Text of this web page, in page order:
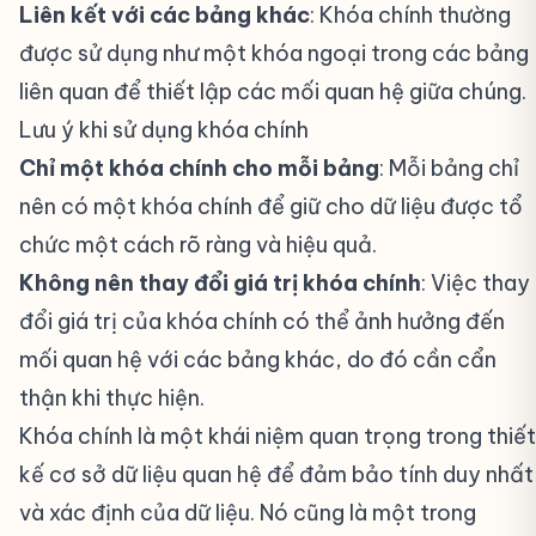
Liên kết với các bảng khác: Khóa chính thường
được sử dụng như một khóa ngoại trong các bảng
liên quan để thiết lập các mối quan hệ giữa chúng.
Lưu ý khi sử dụng khóa chính
Chỉ một khóa chính cho mỗi bảng: Mỗi bảng chỉ
nên có một khóa chính để giữ cho dữ liệu được tổ
chức một cách rõ ràng và hiệu quả.
Không nên thay đổi giá trị khóa chính: Việc thay
đổi giá trị của khóa chính có thể ảnh hưởng đến
mối quan hệ với các bảng khác, do đó cần cẩn
thận khi thực hiện.
Khóa chính là một khái niệm quan trọng trong thiết
kế cơ sở dữ liệu quan hệ để đảm bảo tính duy nhất
và xác định của dữ liệu. Nó cũng là một trong